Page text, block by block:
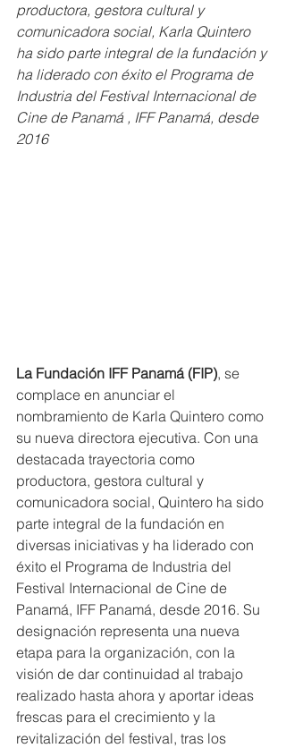
productora, gestora cultural y
comunicadora social, Karla Quintero
ha sido parte integral de la fundación y
ha liderado con éxito el Programa de
Industria del Festival Internacional de
Cine de Panamá , IFF Panamá, desde
2016
La Fundación IFF Panamá (FIP), se
complace en anunciar el
nombramiento de Karla Quintero como
su nueva directora ejecutiva. Con una
destacada trayectoria como
productora, gestora cultural y
comunicadora social, Quintero ha sido
parte integral de la fundación en
diversas iniciativas y ha liderado con
éxito el Programa de Industria del
Festival Internacional de Cine de
Panamá, IFF Panamá, desde 2016. Su
designación representa una nueva
etapa para la organización, con la
visión de dar continuidad al trabajo
realizado hasta ahora y aportar ideas
frescas para el crecimiento y la
revitalización del festival, tras los